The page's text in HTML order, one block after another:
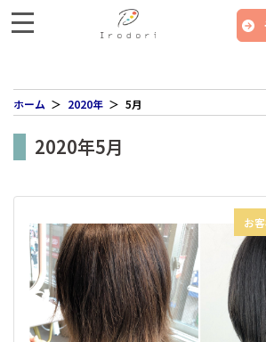
ホーム 2020年 5月
2020年5月
お